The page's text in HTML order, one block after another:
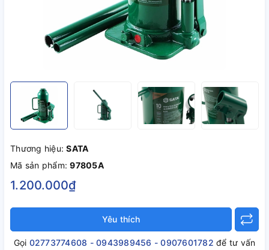
Thương hiệu:SATA
Mã sản phẩm:97805A
1.200.000₫
Yêu thích
Gọi 02773774608 - 0943989456 - 0907601782 để tư vấn